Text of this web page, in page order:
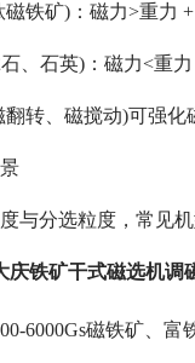
铁矿)：磁力>重力
、石英)：磁力<重
转、磁搅动)可强
与分选粒度，常见机
庆铁矿干式磁选机
6000Gs磁铁矿、